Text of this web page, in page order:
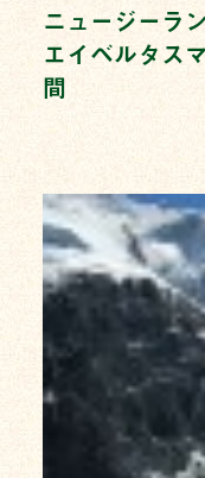
ニュージーラ
エイベルタス
間